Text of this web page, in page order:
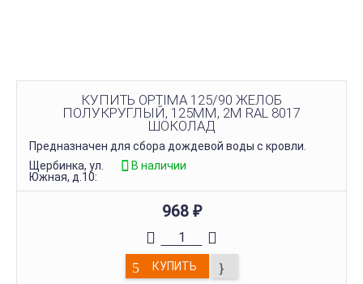
КУПИТЬ OPTIMA 125/90 ЖЕЛОБ
ПОЛУКРУГЛЫЙ, 125ММ, 2М RAL 8017
ШОКОЛАД
Предназначен для сбора дождевой воды с кровли.
Щербинка, ул.
Южная, д.10:
В наличии
968 ₽
КУПИТЬ